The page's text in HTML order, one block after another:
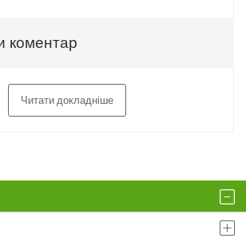
коментар
Читати докладніше